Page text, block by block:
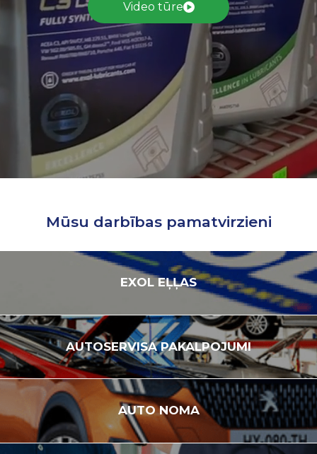
Video tūre
Mūsu darbības pamatvirzieni
EXOLEĻĻAS
AUTOSERVISAPAKALPOJUMI
AUTONOMA